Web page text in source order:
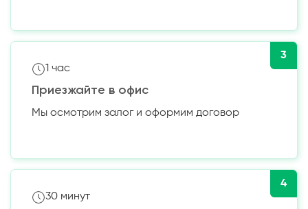
3
1 час
Приезжайте в офис
Мы осмотрим залог и оформим договор
4
30 минут